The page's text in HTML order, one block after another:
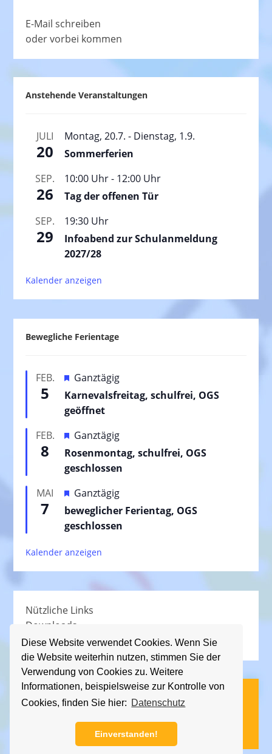
Diese Website verwendet Cookies. Wenn Sie
die Website weiterhin nutzen, stimmen Sie der
Verwendung von Cookies zu. Weitere
Informationen, beispielsweise zur Kontrolle von
Cookies, finden Sie hier: Datenschutz
Einverstanden!
E-Mail schreiben
oder vorbei kommen
Anstehende Veranstaltungen
JULI
20
Montag, 20.7. - Dienstag, 1.9.
Sommerferien
SEP.
26
10:00 Uhr- 12:00 Uhr
Tag der offenen Tür
SEP.
29
19:30 Uhr
Infoabend zur Schulanmeldung
2027/28
Kalender anzeigen
Bewegliche Ferientage
FEB.
5
H
e
r
o
r
g
h
o
b
n
Ganztägig
Karnevalsfreitag, schulfrei, OGS
geöffnet
FEB.
8
H
e
r
o
r
g
h
o
n
Ganztägig
Rosenmontag, schulfrei, OGS
geschlossen
MAI
7
H
e
r
o
r
h
o
b
e
n
Ganztägig
beweglicher Ferientag, OGS
geschlossen
Kalender anzeigen
Nützliche Links
Downloads
Schullied
Impressum|Datenschutz